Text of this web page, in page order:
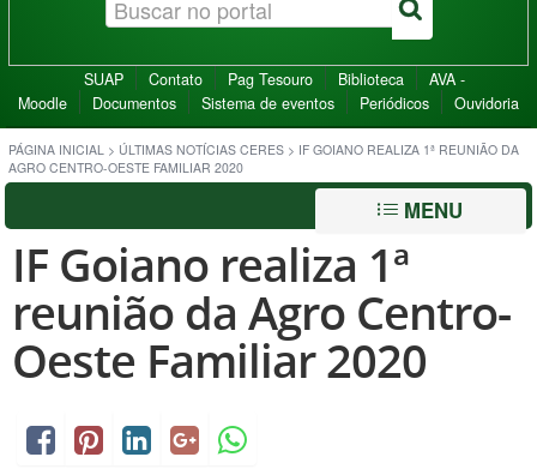
SUAP Contato Pag Tesouro Biblioteca
AVA -
Moodle
Documentos Sistema de eventos Periódicos Ouvidoria
PÁGINA INICIAL > ÚLTIMAS NOTÍCIAS CERES > IF GOIANO REALIZA 1ª REUNIÃO DA
AGRO CENTRO-OESTE FAMILIAR 2020
MENU
IF Goiano realiza 1ª
reunião da Agro Centro-
Oeste Familiar 2020